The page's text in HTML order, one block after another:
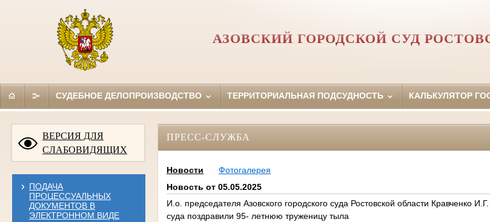
АЗОВСКИЙ ГОРОДСКОЙ СУД
СУДЕБНОЕ ДЕЛОПРОИЗВОДСТВО ТЕРРИТОРИАЛЬНАЯ ПОДСУДНОСТЬ КАЛЬКУЛЯТОР
ВЕРСИЯ ДЛЯ
СЛАБОВИДЯЩИХ
ПОДАЧА
ПРОЦЕССУАЛЬНЫХ
ДОКУМЕНТОВ В
ЭЛЕКТРОННОМ ВИДЕ
ПРЕСС-СЛУЖБА
Новости
Фотогалерея
Новость от 05.05.2025
И.о. председателя Азовского городского суда Ростовской области Кравченко
суда поздравили 95- летнюю труженицу тыла